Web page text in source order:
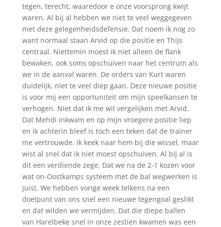
tegen, terecht, waaredoor e onze voorsprong kwijt
waren. Al bij al hebben we niet te veel weggegeven
met deze gelegenheidsdefensie. Dat noem ik nog zo
want normaal staan Arvid op die positie en Thijs
centraal. Niettemin moest ik niet alleen de flank
bewaken, ook soms opschuiven naar het centrum als
we in de aanval waren. De orders van Kurt waren
duidelijk, niet te veel diep gaan. Deze nieuwe positie
is voor mij een opportuniteit om mijn speelkansen te
verhogen. Niet dat ik me wil vergelijken met Arvid.
Dat Mehdi inkwam en op mijn vroegere positie liep
en ik achterin bleef is toch een teken dat de trainer
me vertrouwde. Ik keek naar hem bij die wissel, maar
wist al snel dat ik niet moest opschuiven. Al bij al is
dit een verdiende zege. Dat we na de 2-1 kozen voor
wat on-Oostkamps systeem met de bal wegwerken is
juist. We hebben vorige week telkens na een
doelpunt van ons snel een nieuwe tegengoal geslikt
en dat wilden we vermijden. Dat die diepe ballen
van Harelbeke snel in onze zestien kwamen was een